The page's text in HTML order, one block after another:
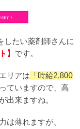
したい薬剤師さんに
】 です。
リアは 「時給2,800
ていますので、高
出来ますね。
は薄れますが、